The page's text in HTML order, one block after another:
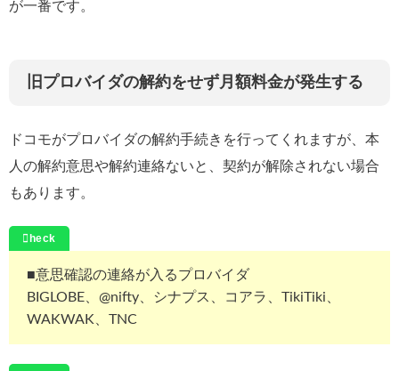
が一番です。
旧プロバイダの解約をせず月額料金が発生する
ドコモがプロバイダの解約手続きを行ってくれますが、本
人の解約意思や解約連絡ないと、契約が解除されない場合
もあります。
■意思確認の連絡が入るプロバイダ
BIGLOBE、@nifty、シナプス、コアラ、TikiTiki、
WAKWAK、TNC